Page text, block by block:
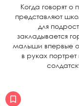
Когда говорят о
представляют
для
закладывается
малыши впервые
в руках